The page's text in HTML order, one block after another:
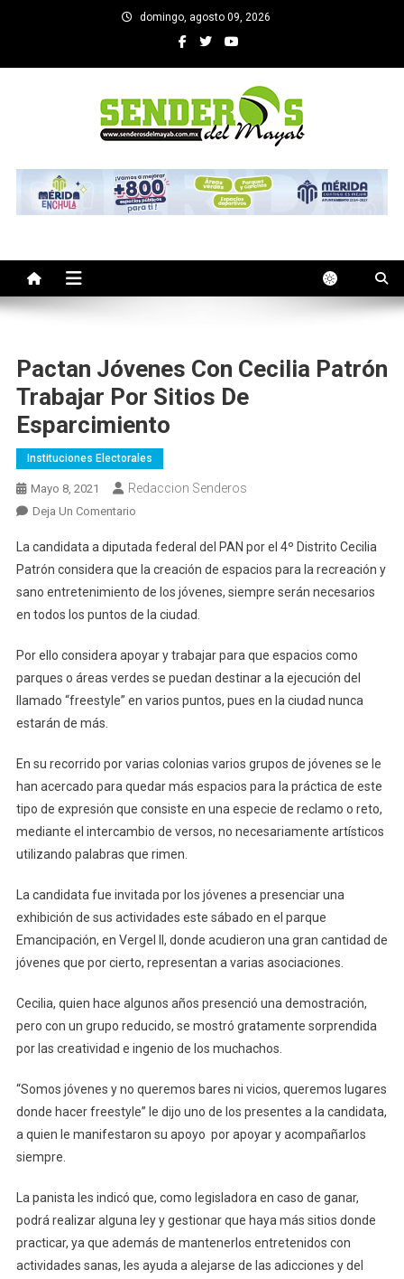
domingo, agosto 09, 2026
SENDEROS DEL MAYAB
Pactan Jóvenes Con Cecilia Patrón
Trabajar Por Sitios De
Esparcimiento
Instituciones Electorales
Mayo 8, 2021 Redaccion Senderos
Deja Un ComentarioEn
Jóvenes
Con
Cecilia
Patrón
Por
Sitios
De
La candidata a diputada federal del PAN por el 4º Distrito Cecilia
Patrón considera que la creación de espacios para la recreación y
sano entretenimiento de los jóvenes, siempre serán necesarios
en todos los puntos de la ciudad.
Por ello considera apoyar y trabajar para que espacios como
parques o áreas verdes se puedan destinar a la ejecución del
llamado “freestyle” en varios puntos, pues en la ciudad nunca
estarán de más.
En su recorrido por varias colonias varios grupos de jóvenes se le
han acercado para quedar más espacios para la práctica de este
tipo de expresión que consiste en una especie de reclamo o reto,
mediante el intercambio de versos, no necesariamente artísticos
utilizando palabras que rimen.
La candidata fue invitada por los jóvenes a presenciar una
exhibición de sus actividades este sábado en el parque
Emancipación, en Vergel II, donde acudieron una gran cantidad de
jóvenes que por cierto, representan a varias asociaciones.
Cecilia, quien hace algunos años presenció una demostración,
pero con un grupo reducido, se mostró gratamente sorprendida
por las creatividad e ingenio de los muchachos.
“Somos jóvenes y no queremos bares ni vicios, queremos lugares
donde hacer freestyle” le dijo uno de los presentes a la candidata,
a quien le manifestaron su apoyo por apoyar y acompañarlos
siempre.
La panista les indicó que, como legisladora en caso de ganar,
podrá realizar alguna ley y gestionar que haya más sitios donde
practicar, ya que además de mantenerlos entretenidos con
actividades sanas, les ayuda a alejarse de las adicciones y del